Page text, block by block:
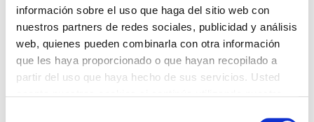
información sobre el uso que haga del sitio web con
nuestros partners de redes sociales, publicidad y análisis
web, quienes pueden combinarla con otra información
que les haya proporcionado o que hayan recopilado a
partir del uso que haya hecho de sus servicios. Usted